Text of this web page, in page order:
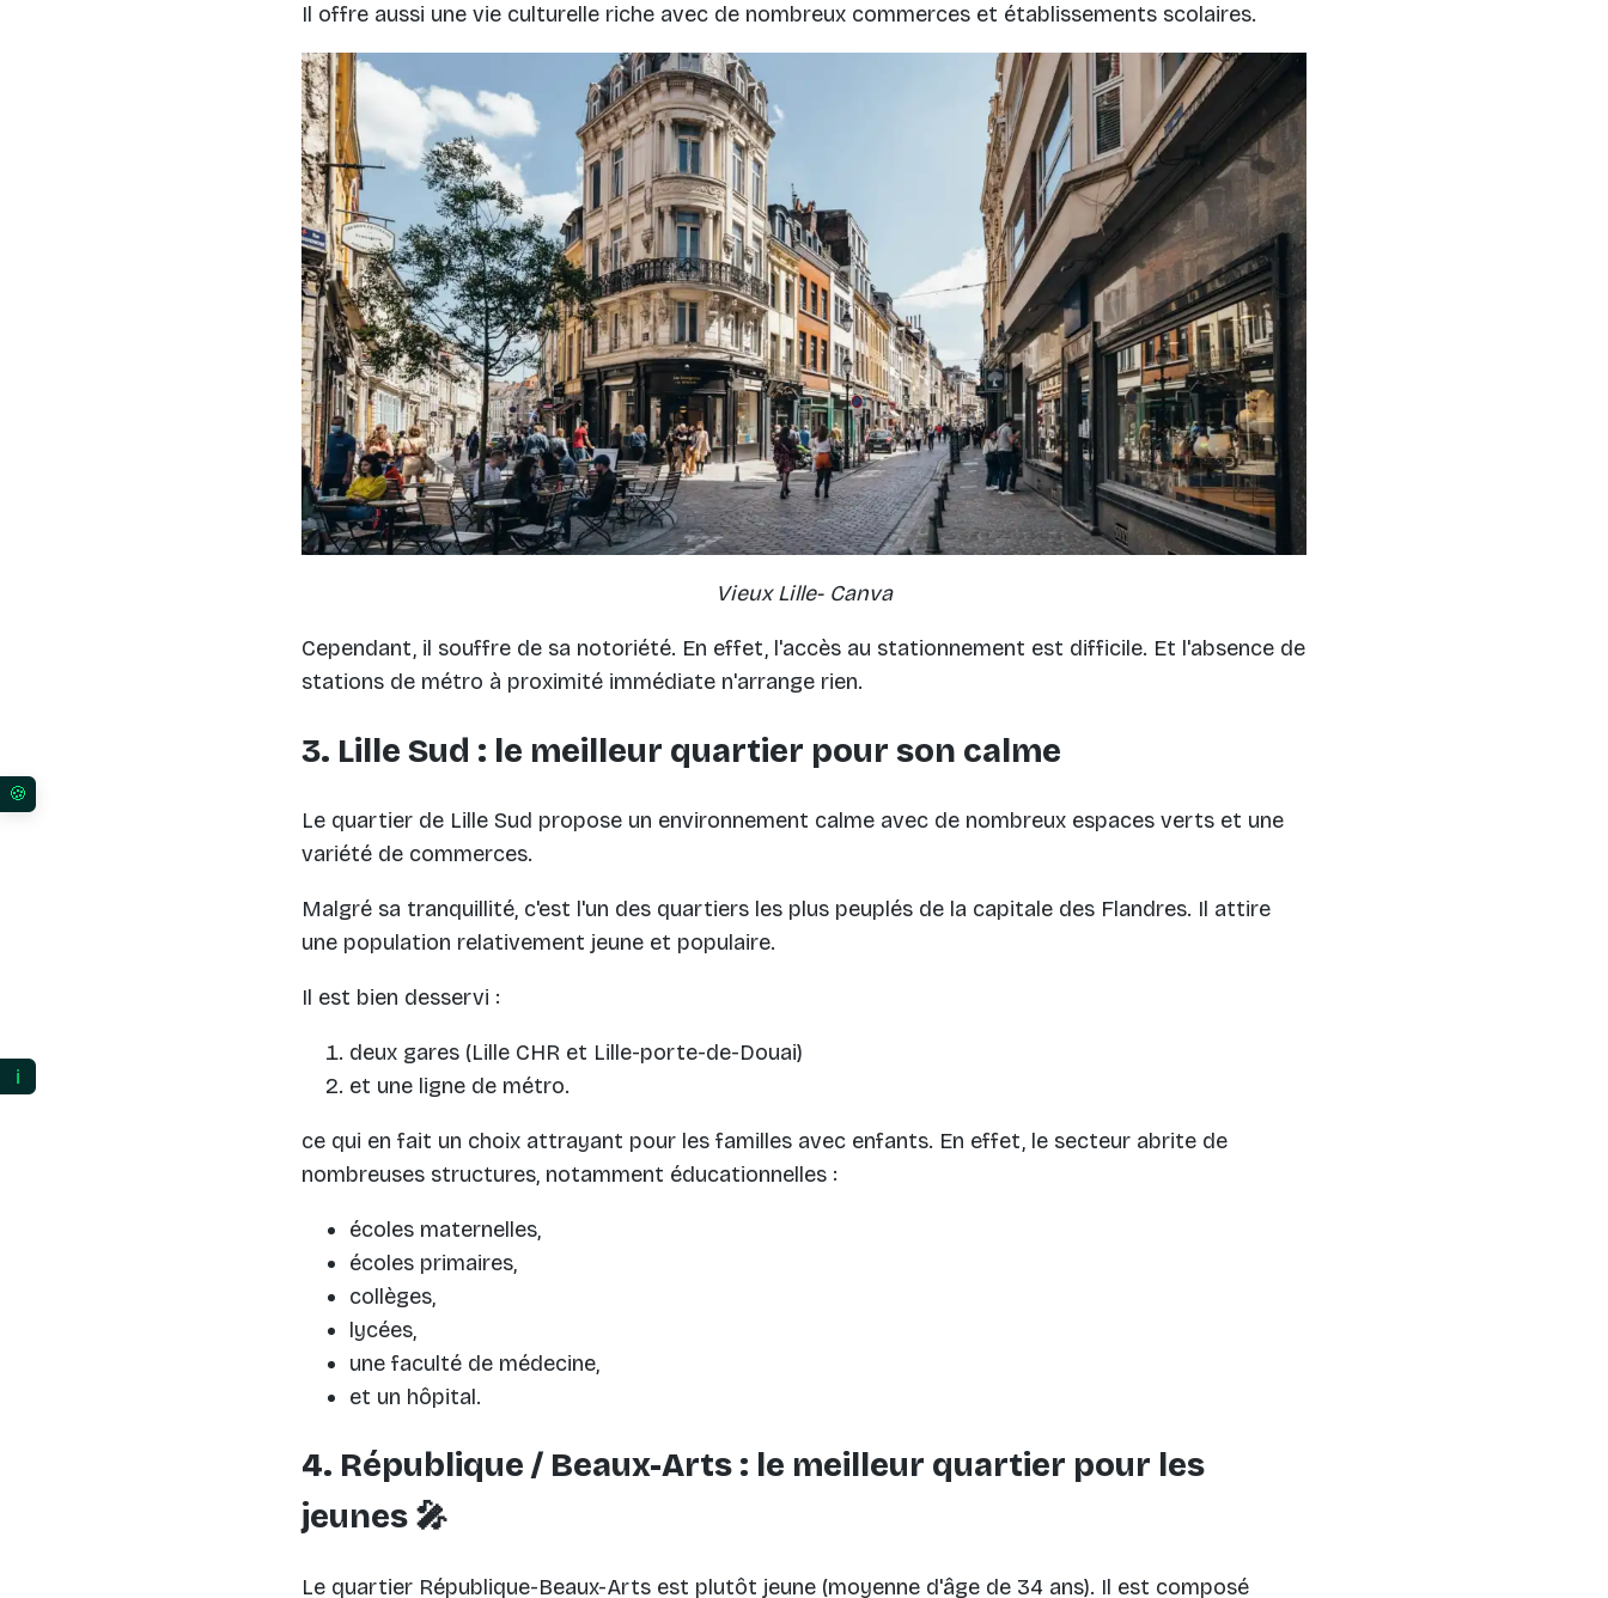
Il offre aussi une vie culturelle riche avec de nombreux commerces et établissements scolaires.
Vieux Lille- Canva
Cependant, il souffre de sa notoriété. En effet, l'accès au stationnement est difficile. Et l'absence de
stations de métro à proximité immédiate n'arrange rien.
3. Lille Sud : le meilleur quartier pour son calme
Le quartier de Lille Sud propose un environnement calme avec de nombreux espaces verts et une
variété de commerces.
Malgré sa tranquillité, c'est l'un des quartiers les plus peuplés de la capitale des Flandres. Il attire
une population relativement jeune et populaire.
Il est bien desservi :
deux gares (Lille CHR et Lille-porte-de-Douai)
et une ligne de métro.
ce qui en fait un choix attrayant pour les familles avec enfants. En effet, le secteur abrite de
nombreuses structures, notamment éducationnelles :
écoles maternelles,
écoles primaires,
collèges,
lycées,
une faculté de médecine,
et un hôpital.
4. République / Beaux-Arts : le meilleur quartier pour les
jeunes 🎤
Le quartier République-Beaux-Arts est plutôt jeune (moyenne d'âge de 34 ans). Il est composé
Vos préférences en matière de consentement pour les technologies de suivi
ℹ️